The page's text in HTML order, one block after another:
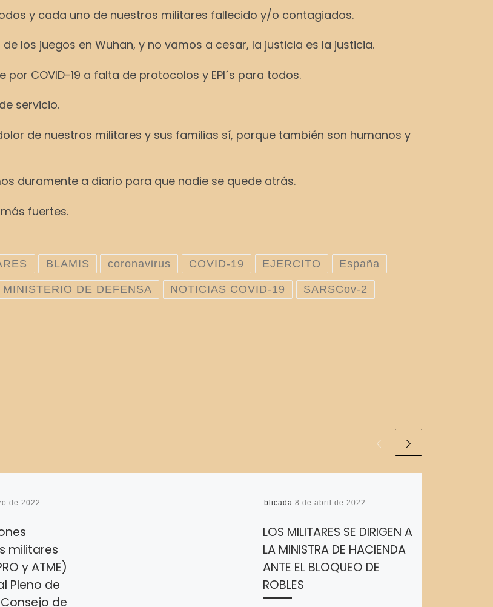
y cada uno de nuestros militares fallecido y/o contagiados.
los juegos en Wuhan, y no vamos a cesar, la justicia es la justicia.
COVID-19 a falta de protocolos y EPI´s para todos.
servicio.
de nuestros militares y sus familias sí, porque también son humanos y
duramente a diario para que nadie se quede atrás.
fuertes.
BLAMIS coronavirus COVID-19 EJERCITO España
MINISTERIO DE DEFENSA NOTICIAS COVID-19 SARSCov-2
de 2022
militares
y ATME)
Pleno de
de
Publicada 8 de abril de 2022
LOS MILITARES SE DIRIGEN A
LA MINISTRA DE HACIENDA
ANTE EL BLOQUEO DE
ROBLES